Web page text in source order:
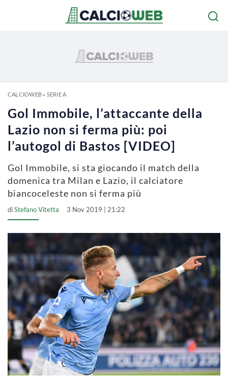
CALCIOWEB» SERIE A
Gol Immobile, l’attaccante della
Lazio non si ferma più: poi
l’autogol di Bastos [VIDEO]
Gol Immobile, si sta giocando il match della
domenica tra Milan e Lazio, il calciatore
biancoceleste non si ferma più
diStefano Vitetta 3 Nov 2019 | 21:22